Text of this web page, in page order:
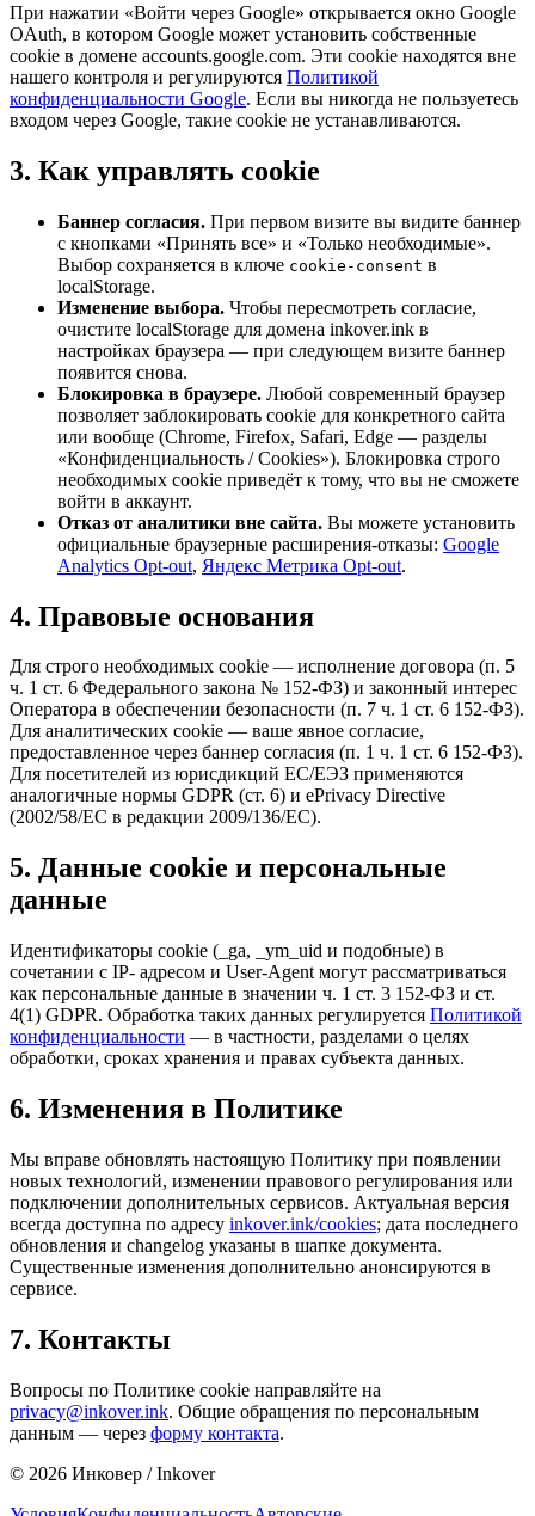
При нажатии «Войти через Google» открывается окно Google
OAuth, в котором Google может установить собственные
cookie в домене accounts.google.com. Эти cookie находятся вне
нашего контроля и регулируются Политикой
конфиденциальности Google. Если вы никогда не пользуетесь
входом через Google, такие cookie не устанавливаются.
3. Как управлять cookie
Баннер согласия. При первом визите вы видите баннер
с кнопками «Принять все» и «Только необходимые».
Выбор сохраняется в ключе cookie-consent в
localStorage.
Изменение выбора. Чтобы пересмотреть согласие,
очистите localStorage для домена inkover.ink в
настройках браузера — при следующем визите баннер
появится снова.
Блокировка в браузере. Любой современный браузер
позволяет заблокировать cookie для конкретного сайта
или вообще (Chrome, Firefox, Safari, Edge — разделы
«Конфиденциальность / Cookies»). Блокировка строго
необходимых cookie приведёт к тому, что вы не сможете
войти в аккаунт.
Отказ от аналитики вне сайта. Вы можете установить
официальные браузерные расширения-отказы: Google
Analytics Opt-out, Яндекс Метрика Opt-out.
4. Правовые основания
Для строго необходимых cookie — исполнение договора (п. 5
ч. 1 ст. 6 Федерального закона № 152-ФЗ) и законный интерес
Оператора в обеспечении безопасности (п. 7 ч. 1 ст. 6 152-ФЗ).
Для аналитических cookie — ваше явное согласие,
предоставленное через баннер согласия (п. 1 ч. 1 ст. 6 152-ФЗ).
Для посетителей из юрисдикций ЕС/ЕЭЗ применяются
аналогичные нормы GDPR (ст. 6) и ePrivacy Directive
(2002/58/EC в редакции 2009/136/EC).
5. Данные cookie и персональные
данные
Идентификаторы cookie (_ga, _ym_uid и подобные) в
сочетании с IP- адресом и User-Agent могут рассматриваться
как персональные данные в значении ч. 1 ст. 3 152-ФЗ и ст.
4(1) GDPR. Обработка таких данных регулируется Политикой
конфиденциальности — в частности, разделами о целях
обработки, сроках хранения и правах субъекта данных.
6. Изменения в Политике
Мы вправе обновлять настоящую Политику при появлении
новых технологий, изменении правового регулирования или
подключении дополнительных сервисов. Актуальная версия
всегда доступна по адресу inkover.ink/cookies; дата последнего
обновления и changelog указаны в шапке документа.
Существенные изменения дополнительно анонсируются в
сервисе.
7. Контакты
Вопросы по Политике cookie направляйте на
privacy@inkover.ink. Общие обращения по персональным
данным — через форму контакта.
© 2026 Инковер / Inkover